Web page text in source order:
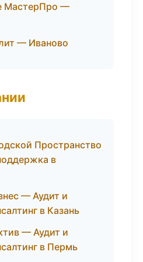
МастерПро —
— Иваново
Пространство
в
— Аудит и
в Казань
— Аудит и
в Пермь